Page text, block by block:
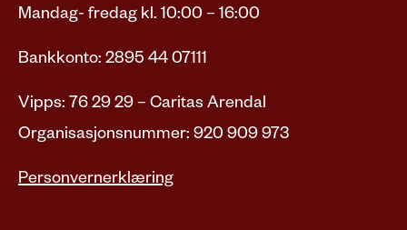
Mandag- fredag kl. 10:00 – 16:00
Bankkonto: 2895 44 07111
Vipps: 76 29 29 – Caritas Arendal
Organisasjonsnummer: 920 909 973
Personvernerklæring